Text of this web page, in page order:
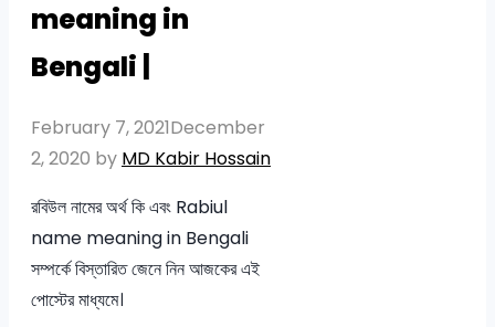
meaning in
Bengali |
February 7, 2021December
2, 2020 by MD Kabir Hossain
রবিউল নামের অর্থ কি এবং Rabiul
name meaning in Bengali
সম্পর্কে বিস্তারিত জেনে নিন আজকের এই
পোস্টের মাধ্যমে।